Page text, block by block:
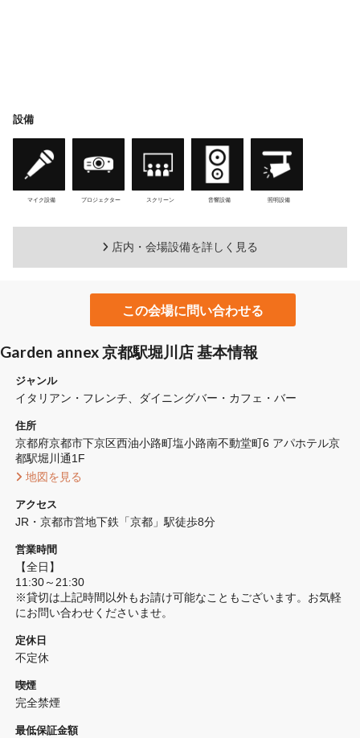
設備
マイク設備 プロジェクター スクリーン 音響設備 照明設備
店内・会場設備を詳しく見る
この会場に問い合わせる
Garden annex 京都駅堀川店 基本情報
ジャンル
イタリアン・フレンチ ダイニングバー・カフェ・バー
住所
京都府京都市下京区西油小路町塩小路南不動堂町6 アパホテル京
都駅堀川通1F
地図を見る
アクセス
JR・京都市営地下鉄「京都」駅徒歩8分
営業時間
【全日】
11:30～21:30
※貸切は上記時間以外もお請け可能なこともございます。お気軽
にお問い合わせくださいませ。
定休日
不定休
喫煙
完全禁煙
最低保証金額